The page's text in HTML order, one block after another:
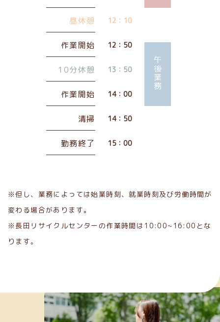
昼休憩 12：10
作業開始 12：50
10分休憩 13：50
作業開始 14：00
清掃 14：50
勤務終了 15：00
午後業務
※但し、業務によっては始業時刻、就業時刻及び労働時間が
変わる場合があります。
※長田リサイクルセンターの作業時間は10:00~16:00とな
ります。